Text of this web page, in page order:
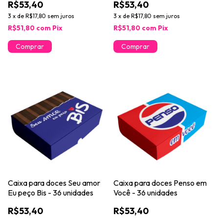
R$53,40
3 x de R$17,80 sem juros
R$51,80 com Pix
R$53,40
3 x de R$17,80 sem juros
R$51,80 com Pix
Caixa para doces Seu amor
Eu peço Bis - 36 unidades
R$53,40
Caixa para doces Penso em
Você - 36 unidades
R$53,40